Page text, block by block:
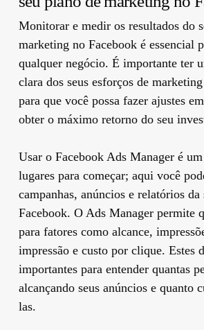
Monitorar e medir os resultados do
marketing no Facebook é essencial
qualquer negócio. É importante ter
clara dos seus esforços de
para que você possa fazer ajustes
obter o máximo retorno do seu
Usar o Facebook Ads Manager é
lugares para começar; aqui você
campanhas, anúncios e relatórios da
Facebook. O Ads Manager permite
para fatores como alcance,
impressão e custo por clique. Estes
importantes para entender quantas
alcançando seus anúncios e quanto
las.